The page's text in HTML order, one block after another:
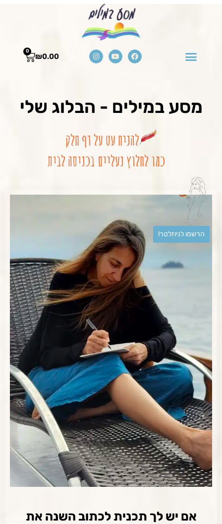
₪0.00
0
הרשמו לניוזלטר!
מסע במילים - הבלוג שלי
להניח עט על דף חלק
כמו לחלוץ נעליים בכניסה לבית
אם יש לך תכנית לכתוב השנה את